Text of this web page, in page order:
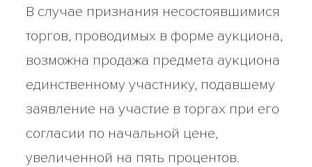
В случае признания несостоявшимися
торгов, проводимых в форме аукциона,
возможна продажа предмета аукциона
единственному участнику, подавшему
заявление на участие в торгах при его
согласии по начальной цене,
увеличенной на пять процентов.